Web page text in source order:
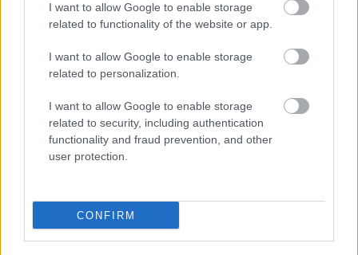
I want to allow Google to enable storage
related to functionality of the website or app.
I want to allow Google to enable storage
related to personalization.
I want to allow Google to enable storage
related to security, including authentication
functionality and fraud prevention, and other
user protection.
CONFIRM
Bradley Cooper Recalls Time in
His 20s When He Was 'So Lost'
and 'Addicted to Cocaine'
— People (@people)